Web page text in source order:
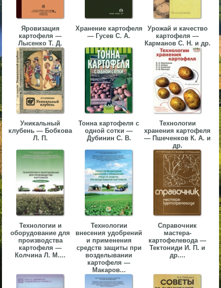
Яровизация
картофеля —
Лысенко Т. Д.
Хранение картофеля
— Гусев С. А.
Урожай и качество
картофеля —
Карманов С. Н. и др.
Уникальный
клубень — Бобкова
Л. П.
Тонна картофеля с
одной сотки —
Дубинин С. В.
Технологии
хранения картофеля
— Пшеченков К. А. и
др.
Технологии и
оборудование для
производства
картофеля —
Колчина Л. М....
Технологии
внесения удобрений
и применения
средств защиты при
возделывании
картофеля —
Макаров...
Справочник
мастера-
картофелевода —
Тектониди И. П. и
др....
▼
▼
▼
▼